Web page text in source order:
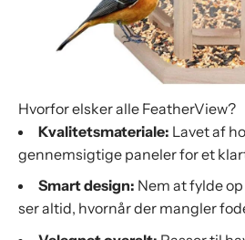
Hvorfor elsker alle FeatherView?
Kvalitetsmateriale: Lavet af
gennemsigtige paneler for et
Smart design: Nem at fylde
ser altid, hvornår der mangler